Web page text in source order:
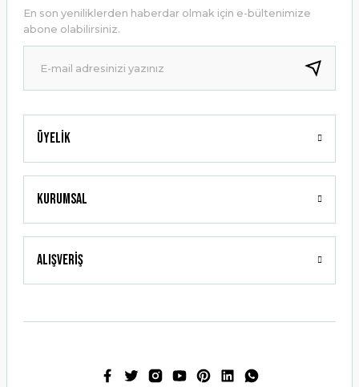
Ürün bilgilerinde hatalar bulunuyor.
Ürün fiyatı diğer sitelerden daha pahalı.
Bu ürüne benzer farklı alternatifler olmalı.
Gönder
Üyelik
Kurumsal
Alışveriş
En son yeniliklerden haberdar olmak için e-bültenimize
abone olabilirsiniz.